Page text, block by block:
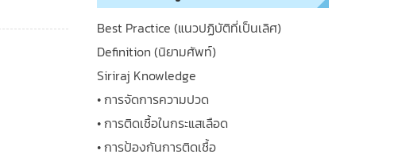
Best Practice (แนวปฏิบัติที่เป็นเลิศ)
Definition (นิยามศัพท์)
Siriraj Knowledge
• การจัดการความปวด
• การติดเชื้อในกระแสเลือด
• การป้องกันการติดเชื้อ